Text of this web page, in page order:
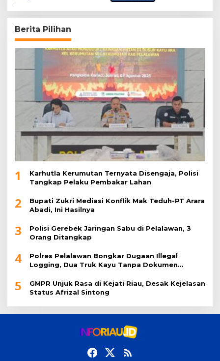
Berita Pilihan
1
Karhutla Kerumutan Ternyata Disengaja, Polisi
Tangkap Pelaku Pembakar Lahan
2
Bupati Zukri Mediasi Konflik Mak Teduh-PT Arara
Abadi, Ini Hasilnya
3
Polisi Gerebek Jaringan Sabu di Pelalawan, 3
Orang Ditangkap
4
Polres Pelalawan Bongkar Dugaan Illegal
Logging, Dua Truk Kayu Tanpa Dokumen
5
GMPR Unjuk Rasa di Kejati Riau, Desak Kejelasan
Status Afrizal Sintong